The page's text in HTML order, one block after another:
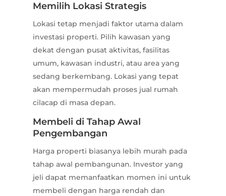
Memilih Lokasi Strategis
Lokasi tetap menjadi faktor utama dalam
investasi properti. Pilih kawasan yang
dekat dengan pusat aktivitas, fasilitas
umum, kawasan industri, atau area yang
sedang berkembang. Lokasi yang tepat
akan mempermudah proses jual rumah
cilacap di masa depan.
Membeli di Tahap Awal
Pengembangan
Harga properti biasanya lebih murah pada
tahap awal pembangunan. Investor yang
jeli dapat memanfaatkan momen ini untuk
membeli dengan harga rendah dan